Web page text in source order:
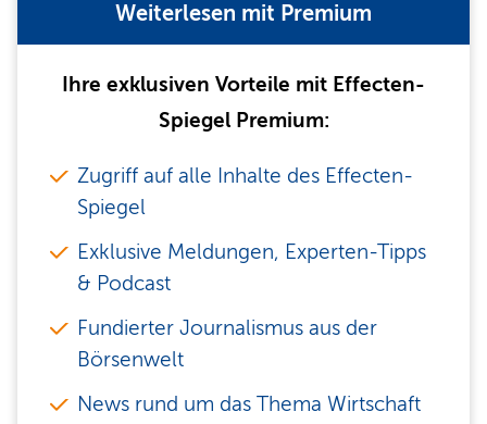
Weiterlesen mit Premium
Ihre exklusiven Vorteile mit Effecten-
Spiegel Premium:
Zugriff auf alle Inhalte des Effecten-
Spiegel
Exklusive Meldungen, Experten-Tipps
& Podcast
Fundierter Journalismus aus der
Börsenwelt
News rund um das Thema Wirtschaft